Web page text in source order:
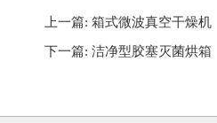
上一篇: 箱式微波真空干燥机
下一篇: 洁净型胶塞灭菌烘箱